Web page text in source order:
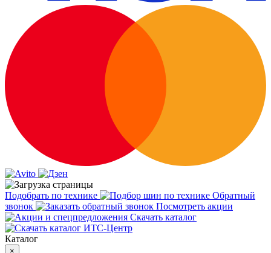
Подобрать по технике
Обратный
звонок
Посмотреть акции
Скачать каталог
Каталог
×